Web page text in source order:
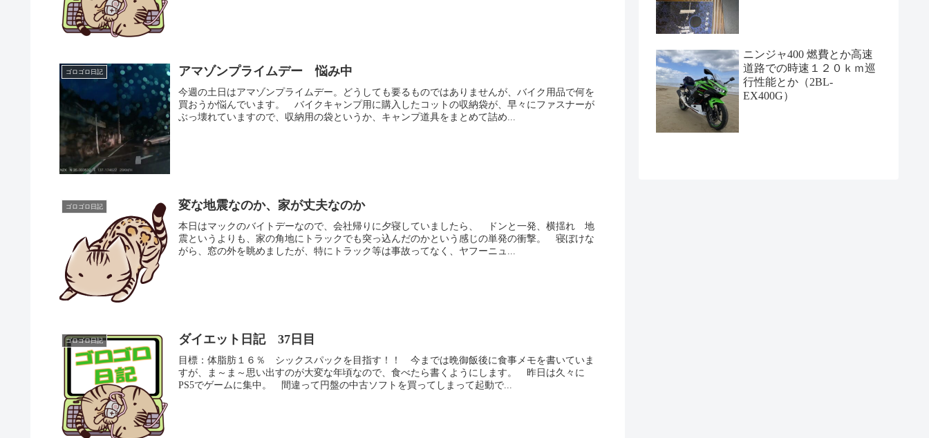
ゴロゴロ日記 アマゾンプライムデー 悩み中
今週の土日はアマゾンプライムデー。どうしても要るものではありませんが、バイク用品で何を
買おうか悩んでいます。 バイクキャンプ用に購入したコットの収納袋が、早々にファスナーが
ぶっ壊れていますので、収納用の袋というか、キャンプ道具をまとめて詰め...
ゴロゴロ日記 変な地震なのか、家が丈夫なのか
本日はマックのバイトデーなので、会社帰りに夕寝していましたら、 ドンと一発、横揺れ 地
震というよりも、家の角地にトラックでも突っ込んだのかという感じの単発の衝撃。 寝ぼけな
がら、窓の外を眺めましたが、特にトラック等は事故ってなく、ヤフーニュ...
ゴロゴロ日記 ダイエット日記 37日目
目標：体脂肪１６％ シックスパックを目指す！！ 今までは晩御飯後に食事メモを書いていま
すが、ま～ま～思い出すのが大変な年頃なので、食べたら書くようにします。 昨日は久々に
PS5でゲームに集中。 間違って円盤の中古ソフトを買ってしまって起動で...
ニンジャ400 燃費とか高速
道路での時速１２０ｋｍ巡
行性能とか（2BL-
EX400G）